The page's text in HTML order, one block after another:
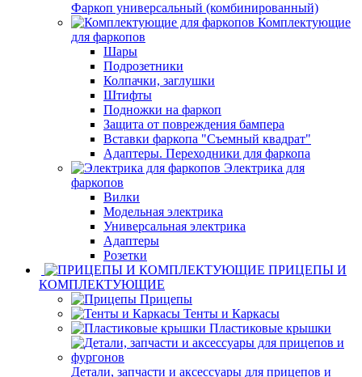
Фаркоп универсальный (комбинированный)
Комплектующие
для фаркопов
Шары
Подрозетники
Колпачки, заглушки
Штифты
Подножки на фаркоп
Защита от повреждения бампера
Вставки фаркопа "Съемный квадрат"
Адаптеры. Переходники для фаркопа
Электрика для
фаркопов
Вилки
Модельная электрика
Универсальная электрика
Адаптеры
Розетки
ПРИЦЕПЫ И
КОМПЛЕКТУЮЩИЕ
Прицепы
Тенты и Каркасы
Пластиковые крышки
Детали, запчасти и аксессуары для прицепов и